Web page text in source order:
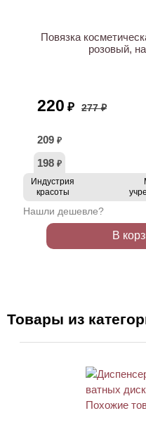
Повязка
розовый,
220 ₽ 277 ₽
209 ₽
198 ₽
Индустрия
красоты
Нашли дешевле?
В
Товары из